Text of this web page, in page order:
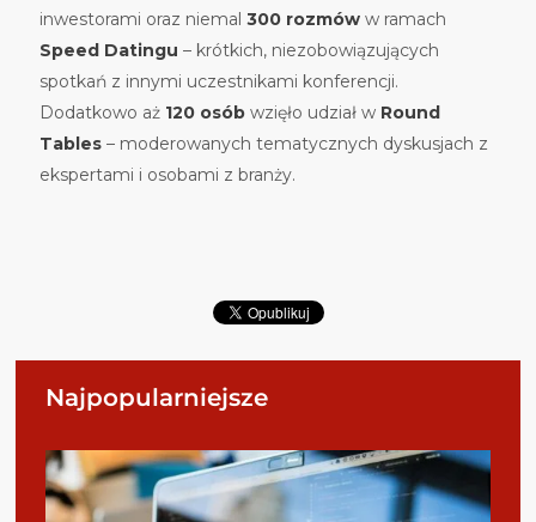
inwestorami oraz niemal 300 rozmów w ramach
Speed Datingu – krótkich, niezobowiązujących
spotkań z innymi uczestnikami konferencji.
Dodatkowo aż 120 osób wzięło udział w Round
Tables – moderowanych tematycznych dyskusjach z
ekspertami i osobami z branży.
Najpopularniejsze